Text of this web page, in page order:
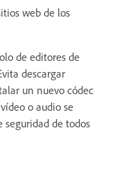
web de los
de editores de
descargar
un nuevo códec
o audio se
seguridad de todos